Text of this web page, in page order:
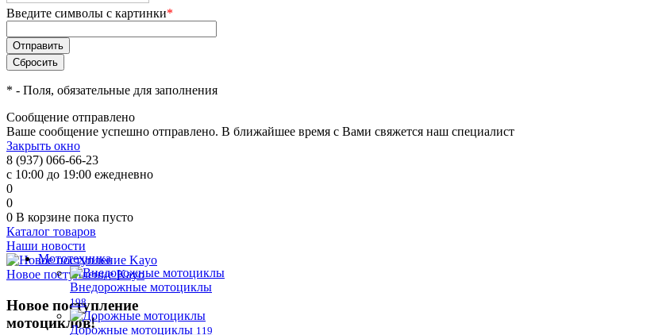
Введите символы с картинки*
* - Поля, обязательные для заполнения
Сообщение отправлено
Ваше сообщение успешно отправлено. В ближайшее время с Вами свяжется наш специалист
Закрыть окно
8 (937) 066-66-23
с 10:00 до 19:00 ежедневно
0
0
0 В корзине пока пусто
Каталог товаров
Мототехника
Внедорожные мотоциклы
198
Дорожные мотоциклы 119
Наши новости
Новое поступление Kayo
Новое поступление
мотоциклов!